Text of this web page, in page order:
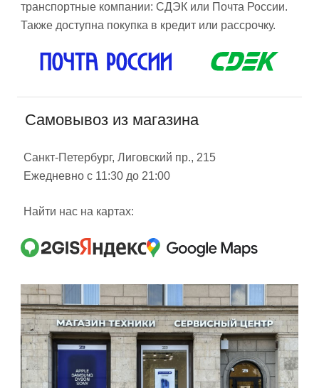
транспортные компании: СДЭК или Почта России.
Также доступна покупка в кредит или рассрочку.
Самовывоз из магазина
Санкт-Петербург, Лиговский пр., 215
Ежедневно с 11:30 до 21:00
Найти нас на картах: